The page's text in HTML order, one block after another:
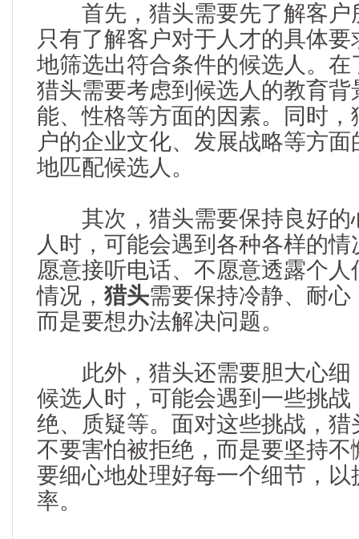
首先，猎头需要先了解客户
只有了解客户对于人才的具体
地筛选出符合条件的候选人。
猎头需要考虑到候选人的教育
能、性格等方面的因素。同时
户的企业文化、发展战略等方
地匹配候选人。
其次，猎头需要保持良好的
人时，可能会遇到各种各样的
愿意接听电话、不愿意透露个
情况， 猎头需要保持冷静、耐
而是要想办法解决问题。
此外，猎头还需要胆大心细
候选人时，可能会遇到一些挑
绝、质疑等。面对这些挑战，
不要害怕被拒绝，而是要坚持
要细心地处理好每一个细节，
率。